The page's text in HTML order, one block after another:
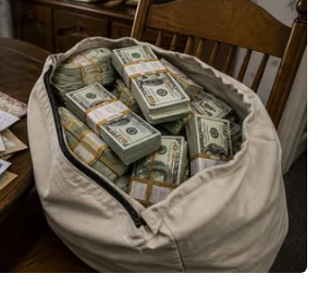
malestares: ¿Qué le pasó?
llena de música y
2026 reunió a reconocidos artistas
ofrecieron un espectáculo previo al
Entre los protagonistas
Burna Boy, encargados de interpretar